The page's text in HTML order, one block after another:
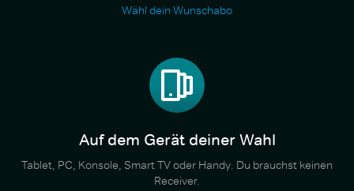
Wähl dein Wunschabo
Auf dem Gerät deiner Wahl
Tablet, PC, Konsole, Smart TV oder Handy. Du brauchst keinen
Receiver.